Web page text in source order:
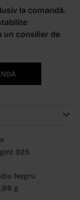
la comandă.
un consilier de
925
Negru
g